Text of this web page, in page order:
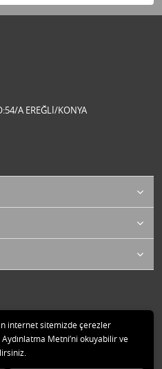
A EREĞLİ/KONYA
Tüm hakları saklıdır.
internet sitemizde çerezler
Metni’ni okuyabilir ve